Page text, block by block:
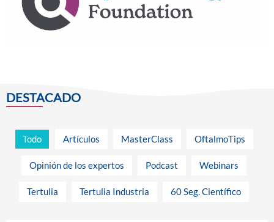
DESTACADO
Todo Artículos MasterClass OftalmoTips
Opinión de los expertos Podcast Webinars
Tertulia Tertulia Industria 60 Seg. Científico